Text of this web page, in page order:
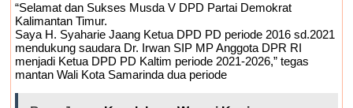
“Selamat dan Sukses Musda V DPD Partai Demokrat
Kalimantan Timur.
Saya H. Syaharie Jaang Ketua DPD PD periode 2016 sd.2021
mendukung saudara Dr. Irwan SIP MP Anggota DPR RI
menjadi Ketua DPD PD Kaltim periode 2021-2026,” tegas
mantan Wali Kota Samarinda dua periode